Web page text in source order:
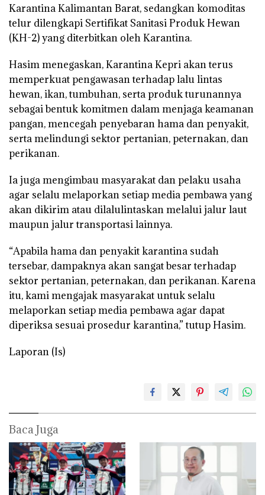
Karantina Kalimantan Barat, sedangkan komoditas
telur dilengkapi Sertifikat Sanitasi Produk Hewan
(KH-2) yang diterbitkan oleh Karantina.
Hasim menegaskan, Karantina Kepri akan terus
memperkuat pengawasan terhadap lalu lintas
hewan, ikan, tumbuhan, serta produk turunannya
sebagai bentuk komitmen dalam menjaga keamanan
pangan, mencegah penyebaran hama dan penyakit,
serta melindungi sektor pertanian, peternakan, dan
perikanan.
Ia juga mengimbau masyarakat dan pelaku usaha
agar selalu melaporkan setiap media pembawa yang
akan dikirim atau dilalulintaskan melalui jalur laut
maupun jalur transportasi lainnya.
“Apabila hama dan penyakit karantina sudah
tersebar, dampaknya akan sangat besar terhadap
sektor pertanian, peternakan, dan perikanan. Karena
itu, kami mengajak masyarakat untuk selalu
melaporkan setiap media pembawa agar dapat
diperiksa sesuai prosedur karantina,” tutup Hasim.
Laporan (Is)
Baca Juga